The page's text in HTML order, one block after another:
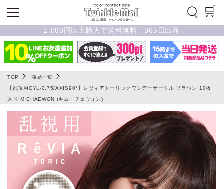
1,000円以上購入で送料無料、365日出荷
TOP
商品一覧
【乱視用CYL-0.75/AXIS90°】レヴィアトーリックワンデーサークル ブラウン 10枚
入 KIM CHAEWON (キム・チェウォン)